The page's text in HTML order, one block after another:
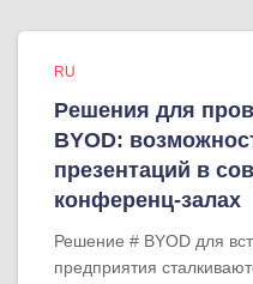
RU
Решения для
BYOD:
презентаций в
конференц-залах
Решение # BYOD для
предприятия